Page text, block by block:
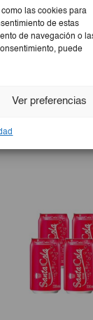
las cookies para
de estas
de navegación o
puede
Ver preferencias
de calidad, esta
y delicioso con